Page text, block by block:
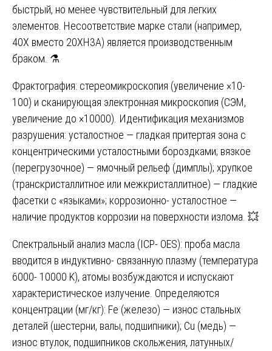
быстрый, но менее чувствительный для легких
элементов. Несоответствие марке стали (например,
40Х вместо 20ХН3А) является производственным
браком. ⚗️
Фрактография: стереомикроскопия (увеличение ×10-
100) и сканирующая электронная микроскопия (СЭМ,
увеличение до ×10000). Идентификация механизмов
разрушения: усталостное — гладкая притертая зона с
концентрическими усталостными бороздками; вязкое
(перегрузочное) — ямочный рельеф (димплы); хрупкое
(транскристаллитное или межкристаллитное) — гладкие
фасетки с «языками»; коррозионно- усталостное —
наличие продуктов коррозии на поверхности излома. 💥
Спектральный анализ масла (ICP- OES): проба масла
вводится в индуктивно- связанную плазму (температура
6000- 10000 K), атомы возбуждаются и испускают
характеристическое излучение. Определяются
концентрации (мг/кг): Fe (железо) — износ стальных
деталей (шестерни, валы, подшипники); Cu (медь) —
износ втулок, подшипников скольжения, латунных/